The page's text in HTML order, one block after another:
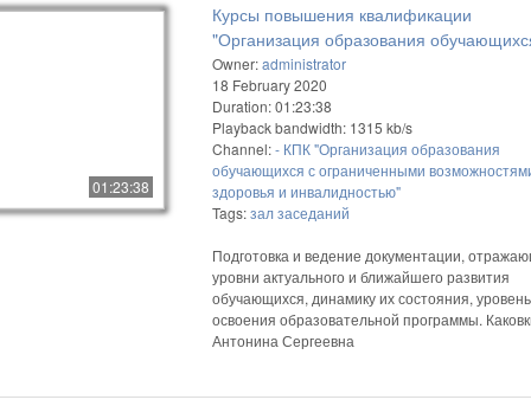
01:23:38
Курсы повышения квалификации
"Организация образования
ограниченными возможностями
инвалидностью"
Owner:administrator
18 February 2020
Duration: 01:23:38
Playback bandwidth: 1315 kb/s
Channel:- КПК "Организация образования
обучающихся с ограниченными
здоровья и инвалидностью"
Tags:залзаседаний
Подготовка и ведение документации,
уровни актуального и ближайшего развития
обучающихся, динамику их состояния, уровень
освоения образовательной программы.
Антонина Сергеевна